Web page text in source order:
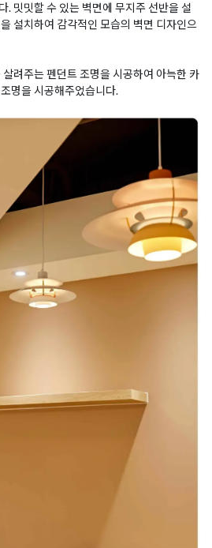
. 밋밋할 수 있는 벽면에 무지주 선반을 설
설치하여 감각적인 모습의 벽면 디자인으
려주는 펜던트 조명을 시공하여 아늑한 카
명을 시공해주었습니다.